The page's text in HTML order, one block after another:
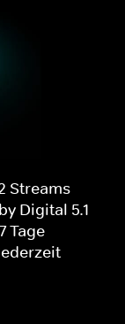
Streams
Digital 5.1
Tage